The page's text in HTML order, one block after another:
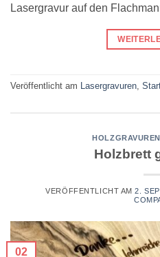
Lasergravur auf den
Veröffentlicht am Lasergravuren,
HOLZGRAVUREN
Holzbrett
VERÖFFENTLICHT AM2.
02